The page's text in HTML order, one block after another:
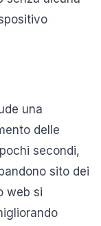
una
delle
secondi,
sito dei
web si